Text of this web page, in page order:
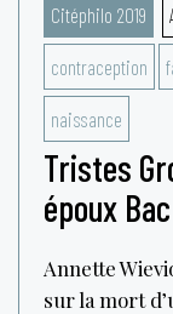
Citéphilo 2019
contraception
naissance
Tristes
époux
Annette
sur la mort